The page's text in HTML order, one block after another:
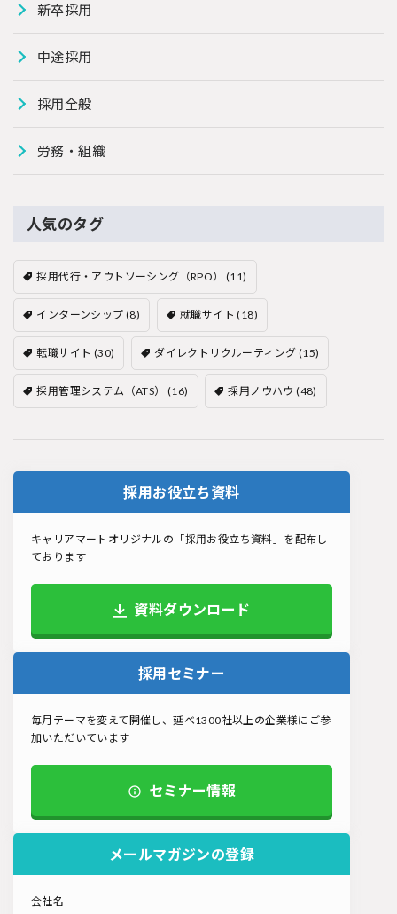
新卒採用
中途採用
採用全般
労務・組織
人気のタグ
採用代行・アウトソーシング（RPO） (11)
インターンシップ (8) 就職サイト (18)
転職サイト (30) ダイレクトリクルーティング (15)
採用管理システム（ATS） (16) 採用ノウハウ (48)
採用お役立ち資料
キャリアマートオリジナルの「採用お役立ち資料」を配布し
ております
資料ダウンロード
採用セミナー
毎月テーマを変えて開催し、延べ1300社以上の企業様にご参
加いただいています
セミナー情報
メールマガジンの登録
会社名